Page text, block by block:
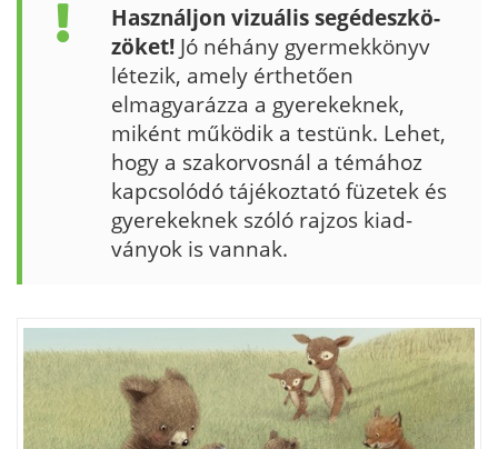
Használjon vizuális segédeszkö­
zöket! Jó néhány gyermekkönyv
léte­zik, amely érthetően
elmagyarázza a gyerekeknek,
miként működik a testünk. Lehet,
hogy a szakorvosnál a témához
kapcsolódó tájékoztató füze­tek és
gyerekeknek szóló rajzos kiad­
ványok is vannak.